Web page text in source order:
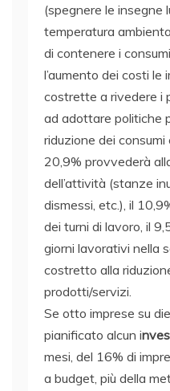
(spegnere le insegne
temperatura
di contenere i
l’aumento dei costi le
costrette a rivedere i
ad adottare politiche
riduzione dei
20,9% provvederà
dell’attività (stanze
dismessi, etc.), il
dei turni di lavoro, il
giorni lavorativi nella
costretto alla
prodotti/servizi.
Se otto imprese su
pianificato alcun i
mesi, del 16% di
a budget, più della